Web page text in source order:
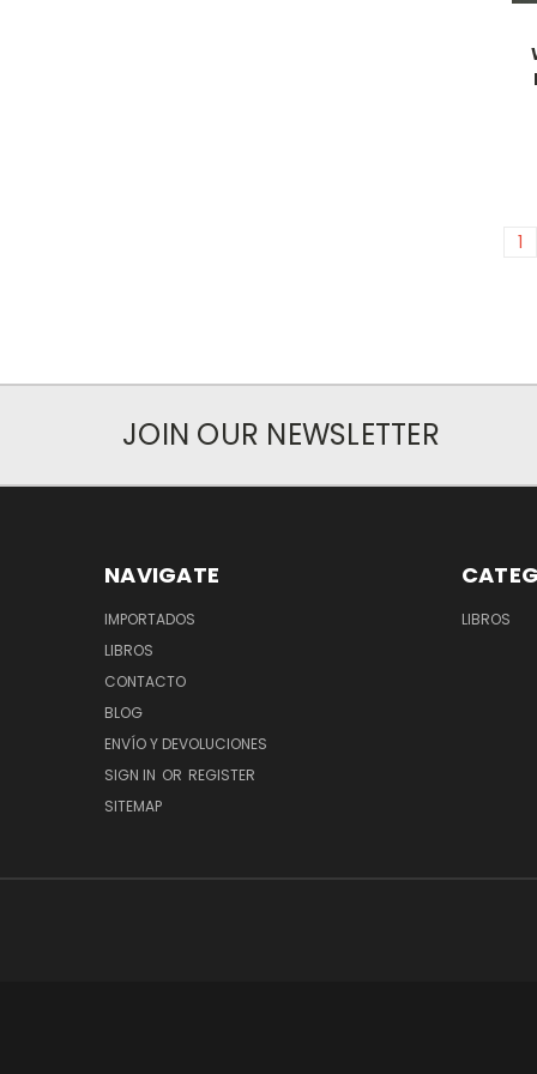
1
JOIN OUR NEWSLETTER
NAVIGATE
IMPORTADOS
LIBROS
CONTACTO
BLOG
ENVÍO Y DEVOLUCIONES
SIGN IN OR REGISTER
SITEMAP
LIBROS